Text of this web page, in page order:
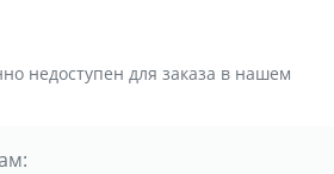
недоступен для заказа в нашем